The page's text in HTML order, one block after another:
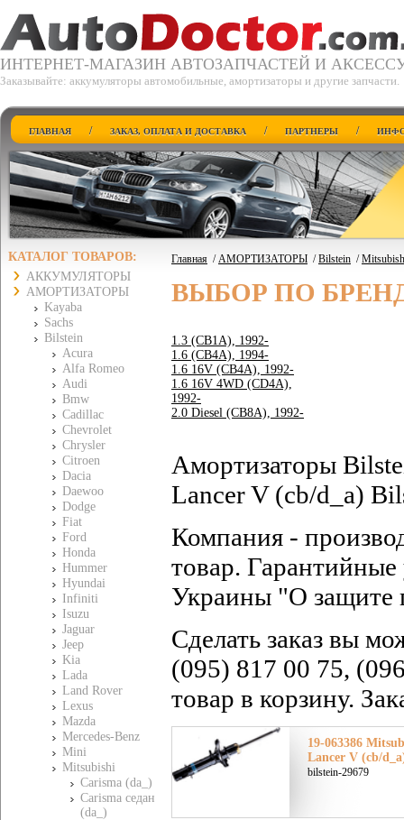
ИНТЕРНЕТ-МАГАЗИН АВТОЗАПЧАСТЕЙ И
Заказывайте: аккумуляторы автомобильные, амортизаторы и другие запчасти.
ГЛАВНАЯ / ЗАКАЗ, ОПЛАТА И ДОСТАВКА / ПАРТНЕРЫ /
КАТАЛОГ ТОВАРОВ:
АККУМУЛЯТОРЫ
АМОРТИЗАТОРЫ
Kayaba
Sachs
Bilstein
Acura
Alfa Romeo
Audi
Bmw
Cadillac
Chevrolet
Chrysler
Citroen
Dacia
Daewoo
Dodge
Fiat
Ford
Honda
Hummer
Hyundai
Infiniti
Isuzu
Jaguar
Jeep
Kia
Lada
Land Rover
Lexus
Mazda
Mercedes-Benz
Mini
Mitsubishi
Carisma (da_)
Carisma седан
(da_)
Главная /АМОРТИЗАТОРЫ /Bilstein /
ВЫБОР ПО
1.3 (CB1A), 1992-
1.6 (CB4A), 1994-
1.6 16V (CB4A), 1992-
1.6 16V 4WD (CD4A),
1992-
2.0 Diesel (CB8A), 1992-
Амортизаторы
Lancer V (cb/d_a)
Компания -
товар. Гарантийные
Украины "О защите
Сделать заказ вы
(095) 817 00 75,
товар в корзину.
19-063386
Lancer V (cb/
bilstein-29679